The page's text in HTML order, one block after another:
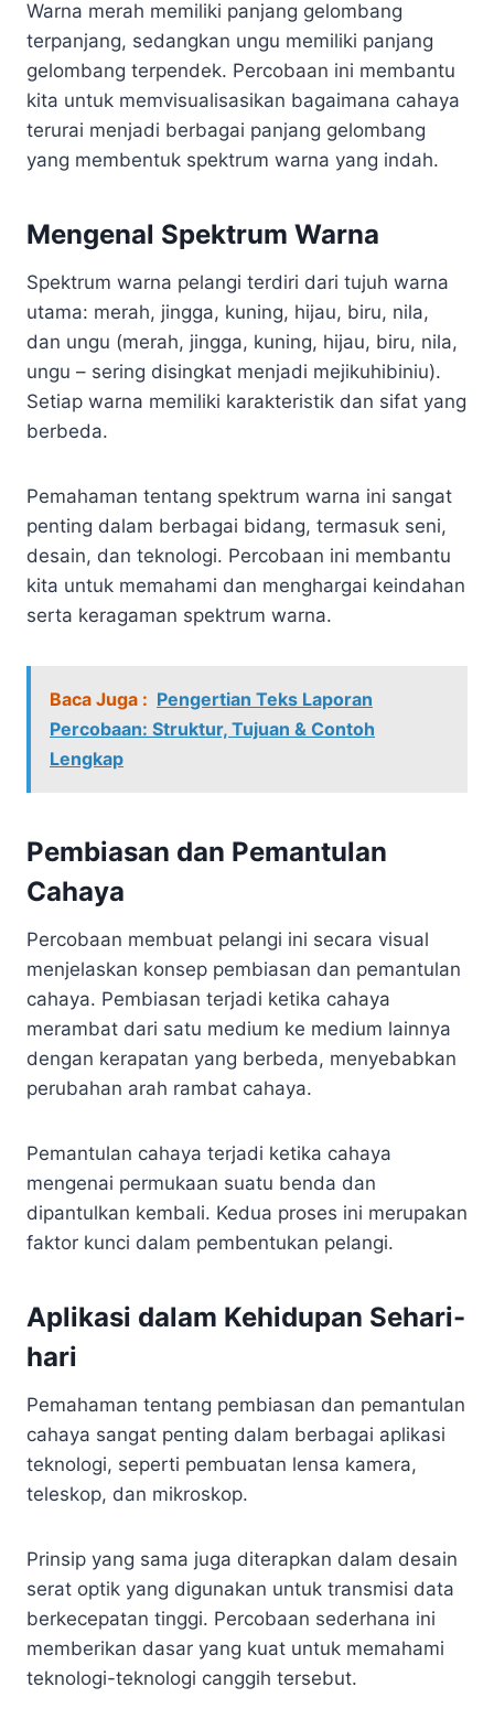
Warna merah memiliki panjang gelombang
terpanjang, sedangkan ungu memiliki panjang
gelombang terpendek. Percobaan ini membantu
kita untuk memvisualisasikan bagaimana cahaya
terurai menjadi berbagai panjang gelombang
yang membentuk spektrum warna yang indah.
Mengenal Spektrum Warna
Spektrum warna pelangi terdiri dari tujuh warna
utama: merah, jingga, kuning, hijau, biru, nila,
dan ungu (merah, jingga, kuning, hijau, biru, nila,
ungu – sering disingkat menjadi mejikuhibiniu).
Setiap warna memiliki karakteristik dan sifat yang
berbeda.
Pemahaman tentang spektrum warna ini sangat
penting dalam berbagai bidang, termasuk seni,
desain, dan teknologi. Percobaan ini membantu
kita untuk memahami dan menghargai keindahan
serta keragaman spektrum warna.
Baca Juga : Pengertian Teks Laporan
Percobaan: Struktur, Tujuan & Contoh
Lengkap
Pembiasan dan Pemantulan
Cahaya
Percobaan membuat pelangi ini secara visual
menjelaskan konsep pembiasan dan pemantulan
cahaya. Pembiasan terjadi ketika cahaya
merambat dari satu medium ke medium lainnya
dengan kerapatan yang berbeda, menyebabkan
perubahan arah rambat cahaya.
Pemantulan cahaya terjadi ketika cahaya
mengenai permukaan suatu benda dan
dipantulkan kembali. Kedua proses ini merupakan
faktor kunci dalam pembentukan pelangi.
Aplikasi dalam Kehidupan Sehari-
hari
Pemahaman tentang pembiasan dan pemantulan
cahaya sangat penting dalam berbagai aplikasi
teknologi, seperti pembuatan lensa kamera,
teleskop, dan mikroskop.
Prinsip yang sama juga diterapkan dalam desain
serat optik yang digunakan untuk transmisi data
berkecepatan tinggi. Percobaan sederhana ini
memberikan dasar yang kuat untuk memahami
teknologi-teknologi canggih tersebut.